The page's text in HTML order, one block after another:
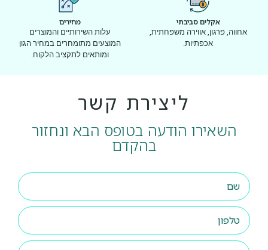
אקלים סביבתי
אחווה, פרגון, אווירה משפחתית,
אכפתיות.
מחירים
עלות השירותיים והמוצרים
המוצעים מתומחרים במחיר הגון
ומותאים לתקציב הלקוח.
ליצירת קשר
השאירו הודעה בטופס הבא ונחזור
בהקדם